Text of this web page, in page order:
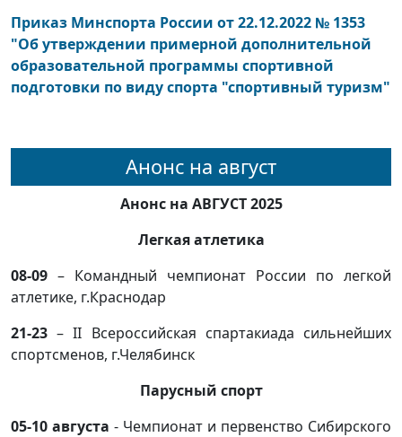
Приказ Минспорта России от 22.12.2022 № 1353
"Об утверждении примерной дополнительной
образовательной программы спортивной
подготовки по виду спорта "спортивный туризм"
Анонс на август
Анонс на АВГУСТ 2025
Легкая атлетика
08-09 – Командный чемпионат России по легкой
атлетике, г.Краснодар
21-23 – II Всероссийская спартакиада сильнейших
спортсменов, г.Челябинск
Парусный спорт
05-10 августа - Чемпионат и первенство Сибирского